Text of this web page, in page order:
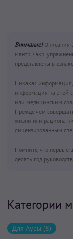
Внимание!Описания
мантр, чакр,
представлены в
Никакая информация,
информация на этой
или медицинским
Прежде чем
жизни или рациона
лицензированным
Помните, что первые
делать под
Категории
Для Ауры (8)